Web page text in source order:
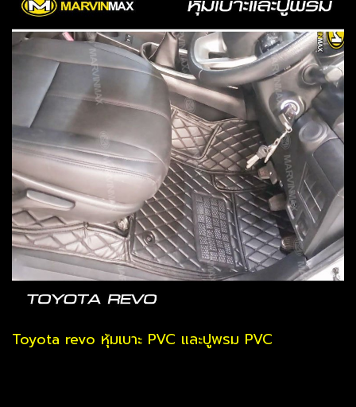
Toyota revo หุ้มเบาะ PVC และปูพรม PVC